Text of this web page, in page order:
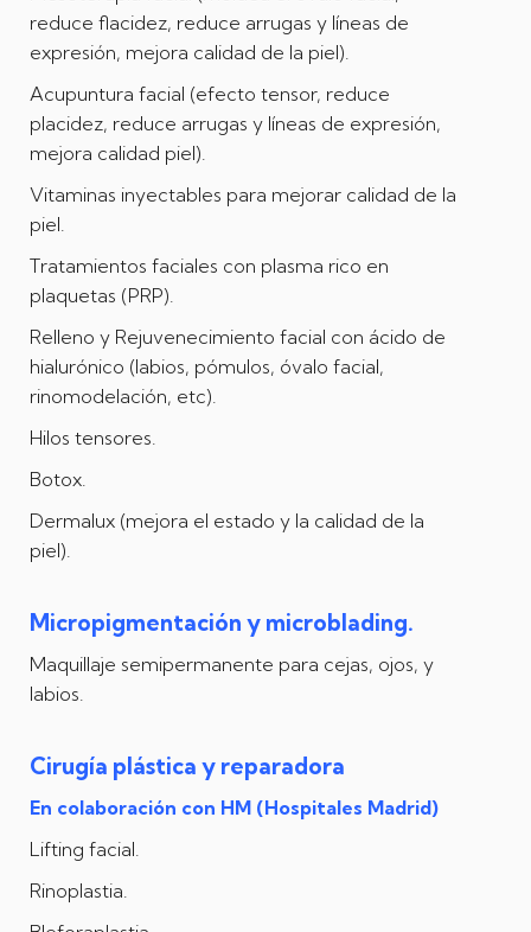
reduce flacidez, reduce arrugas y líneas de
expresión, mejora calidad de la piel).
Acupuntura facial (efecto tensor, reduce
placidez, reduce arrugas y líneas de expresión,
mejora calidad piel).
Vitaminas inyectables para mejorar calidad de la
piel.
Tratamientos faciales con plasma rico en
plaquetas (PRP).
Relleno y Rejuvenecimiento facial con ácido de
hialurónico (labios, pómulos, óvalo facial,
rinomodelación, etc).
Hilos tensores.
Botox.
Dermalux (mejora el estado y la calidad de la
piel).
Micropigmentación y microblading.
Maquillaje semipermanente para cejas, ojos, y
labios.
Cirugía plástica y reparadora
En colaboración con HM (Hospitales Madrid)
Lifting facial.
Rinoplastia.